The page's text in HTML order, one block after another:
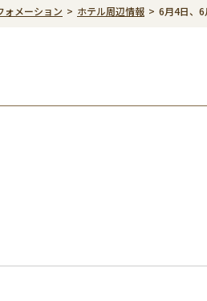
ォメーション ホテル周辺情報 6月4日、